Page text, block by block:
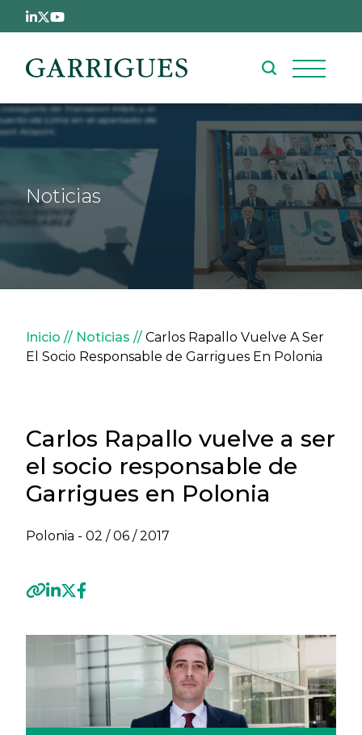
Pasar al contenido principal
Noticias
Sobrescribir enlaces de
Inicio Noticias
Carlos Rapallo Vuelve A Ser
El Socio Responsable de Garrigues En Polonia
Carlos Rapallo vuelve a ser
el socio responsable de
Garrigues en Polonia
Polonia - 02 / 06 / 2017